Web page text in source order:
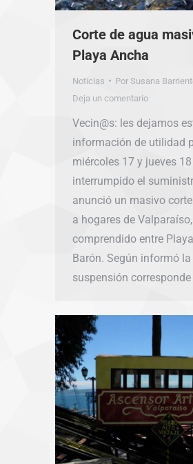
Corte de agua
Playa Ancha
Noticias Por Susana
Deja un comentario
Vecin@s: les dejamos
información de utilidad
miércoles 17 y jueves
interrumpido el
anunció un masivo
a hogares de
comprendido entre
Barón. Según informó
suspensión